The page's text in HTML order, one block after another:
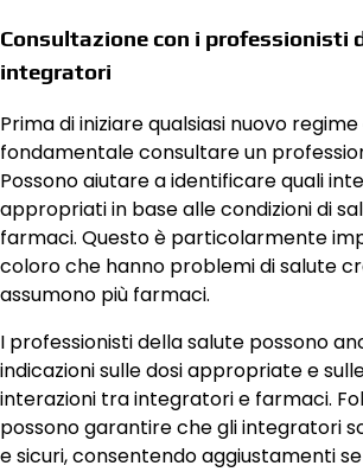
Consultazione con i professionisti
integratori
Prima di iniziare qualsiasi nuovo
fondamentale consultare un
Possono aiutare a identificare quali
appropriati in base alle condizioni di
farmaci. Questo è particolarmente
coloro che hanno problemi di salute
assumono più farmaci.
I professionisti della salute possono
indicazioni sulle dosi appropriate e
interazioni tra integratori e farmaci.
possono garantire che gli integratori
e sicuri, consentendo aggiustamenti